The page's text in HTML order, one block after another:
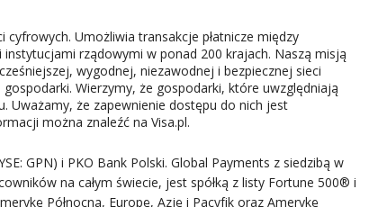
cyfrowych. Umożliwia transakcje płatnicze między
rządowymi w ponad 200 krajach. Naszą misją
wygodnej, niezawodnej i bezpiecznej sieci
Wierzymy, że gospodarki, które uwzględniają
Uważamy, że zapewnienie dostępu do nich jest
można znaleźć na Visa.pl.
GPN) i PKO Bank Polski. Global Payments z siedzibą w
na całym świecie, jest spółką z listy Fortune 500® i
Północną, Europę, Azję i Pacyfik oraz Amerykę